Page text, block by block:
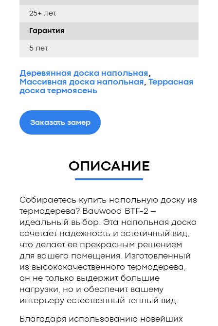
25+ лет
Гарантия
5 лет
Деревянная доска напольная
Массивная доска напольная
Террасная
доска термоясень
Заказать замер
ОПИСАНИЕ
Собираетесь купить напольную доску из
термодерева? Bauwood BTF-2 –
идеальный выбор. Эта напольная доска
сочетает надежность и эстетичный вид,
что делает ее прекрасным решением
для вашего помещения. Изготовленный
из высококачественного термодерева,
он не только выдержит большие
нагрузки, но и обеспечит вашему
интерьеру естественный теплый вид.
Благодаря использованию новейших